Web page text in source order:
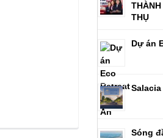
THÀNH
THỤ
Dự án
Sóng